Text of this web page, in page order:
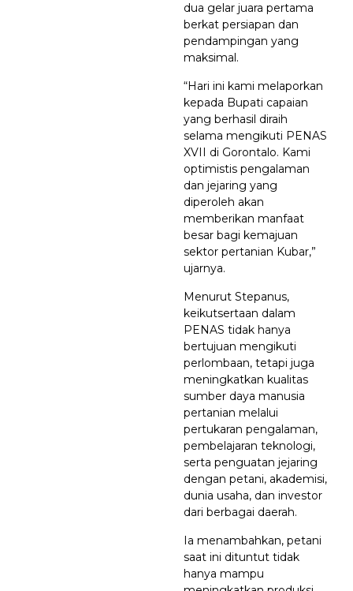
dua gelar juara pertama
berkat persiapan dan
pendampingan yang
maksimal.
“Hari ini kami melaporkan
kepada Bupati capaian
yang berhasil diraih
selama mengikuti PENAS
XVII di Gorontalo. Kami
optimistis pengalaman
dan jejaring yang
diperoleh akan
memberikan manfaat
besar bagi kemajuan
sektor pertanian Kubar,”
ujarnya.
Menurut Stepanus,
keikutsertaan dalam
PENAS tidak hanya
bertujuan mengikuti
perlombaan, tetapi juga
meningkatkan kualitas
sumber daya manusia
pertanian melalui
pertukaran pengalaman,
pembelajaran teknologi,
serta penguatan jejaring
dengan petani, akademisi,
dunia usaha, dan investor
dari berbagai daerah.
Ia menambahkan, petani
saat ini dituntut tidak
hanya mampu